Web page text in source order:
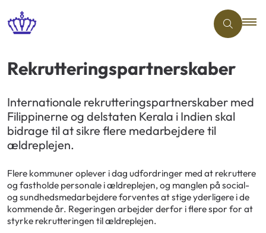
Rekrutteringspartnerskaber
Internationale rekrutteringspartnerskaber med
Filippinerne og delstaten Kerala i Indien skal
bidrage til at sikre flere medarbejdere til
ældreplejen.
Flere kommuner oplever i dag udfordringer med at rekruttere
og fastholde personale i ældreplejen, og manglen på social-
og sundhedsmedarbejdere forventes at stige yderligere i de
kommende år. Regeringen arbejder derfor i flere spor for at
styrke rekrutteringen til ældreplejen.